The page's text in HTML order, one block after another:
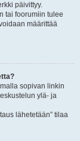
päivittyy.
tai foorumiin tulee
määrittää
sopivan linkin
ylä- ja
lähetetään” tilaa